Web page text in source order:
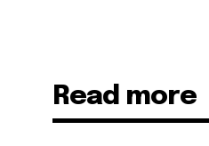
Read more